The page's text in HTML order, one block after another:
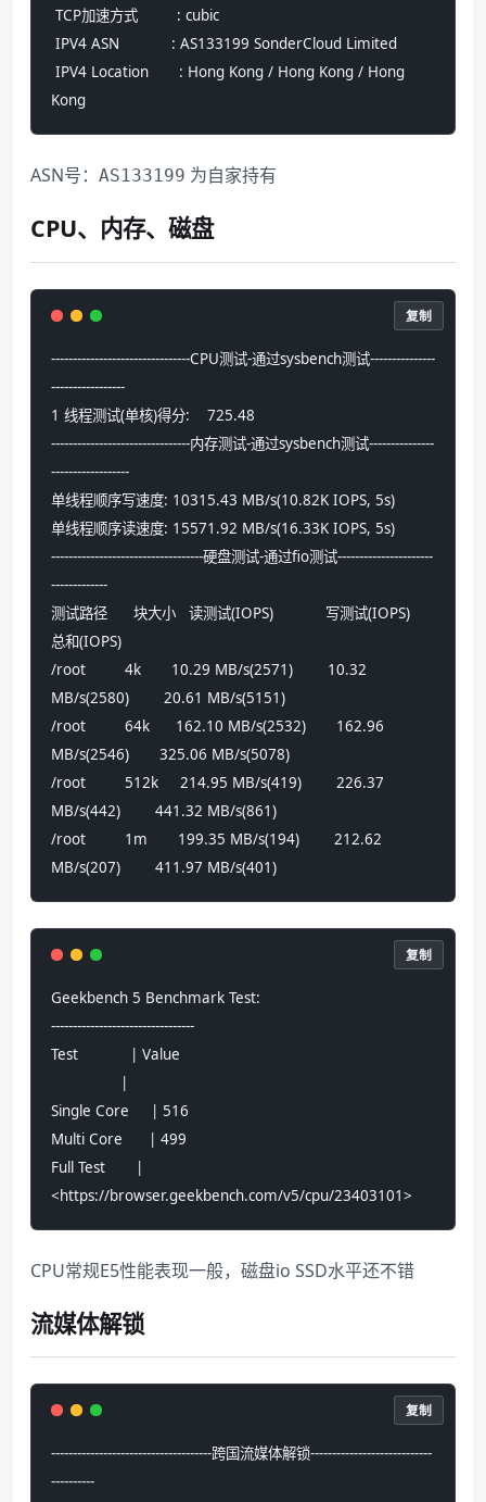
TCP加速方式         : cubic
IPV4 ASN            : AS133199 SonderCloud Limited
Kong
ASN号： AS133199 为自家持有
CPU、内存、磁盘
--------------------------------CPU测试-通过sysbench测试---------------
-----------------
1 线程测试(单核)得分:    725.48
--------------------------------内存测试-通过sysbench测试---------------
------------------
单线程顺序写速度: 10315.43 MB/s(10.82K IOPS, 5s)
单线程顺序读速度: 15571.92 MB/s(16.33K IOPS, 5s)
-----------------------------------硬盘测试-通过fio测试----------------------
-------------
测试路径      块大小   读测试(IOPS)            写测试(IOPS)
总和(IOPS)
/root         4k       10.29 MB/s(2571)        10.32
MB/s(2580)        20.61 MB/s(5151)
/root         64k      162.10 MB/s(2532)       162.96
MB/s(2546)       325.06 MB/s(5078)
/root         512k     214.95 MB/s(419)        226.37
MB/s(442)        441.32 MB/s(861)
/root         1m       199.35 MB/s(194)        212.62
MB/s(207)        411.97 MB/s(401)
复制
Geekbench 5 Benchmark Test:
---------------------------------
Test            | Value
                |
Single Core     | 516
Multi Core      | 499
Full Test       |
<https://browser.geekbench.com/v5/cpu/23403101>
复制
CPU常规E5性能表现一般，磁盘io SSD水平还不错
流媒体解锁
-------------------------------------跨国流媒体解锁----------------------------
----------
复制